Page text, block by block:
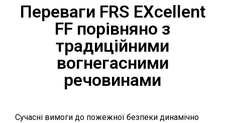
Переваги FRS EXcellent
FF порівняно з
традиційними
вогнегасними
речовинами
Сучасні вимоги до пожежної безпеки динамічно